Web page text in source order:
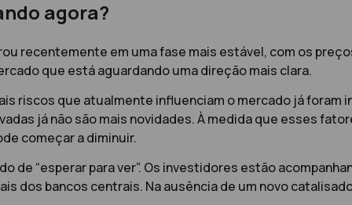
agora?
recentemente em uma fase mais estável, com os
que está aguardando uma direção mais clara.
riscos que atualmente influenciam o mercado já
já não são mais novidades. À medida que esses
começar a diminuir.
de “esperar para ver”. Os investidores estão
dos bancos centrais. Na ausência de um novo